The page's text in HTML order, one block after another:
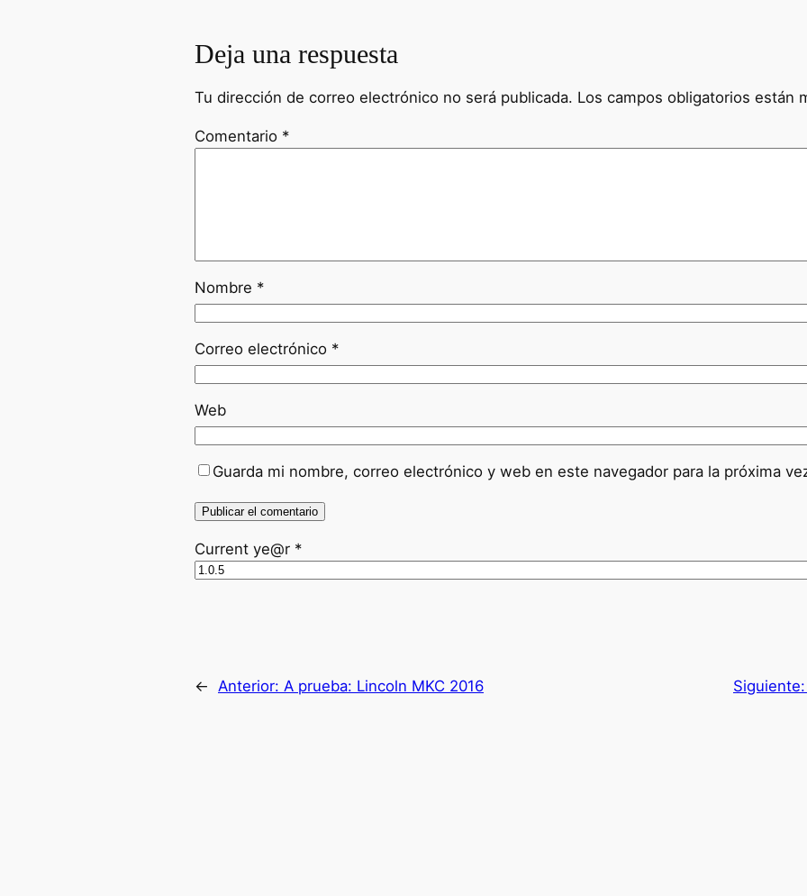
Deja una respuesta
Tu dirección de correo electrónico no será publicada. Los campos obligatorios están
Comentario *
Nombre *
Correo electrónico *
Web
Guarda mi nombre, correo electrónico y web en este navegador para la próxima
Current ye@r *
← Anterior: A prueba: Lincoln MKC 2016 Siguiente: